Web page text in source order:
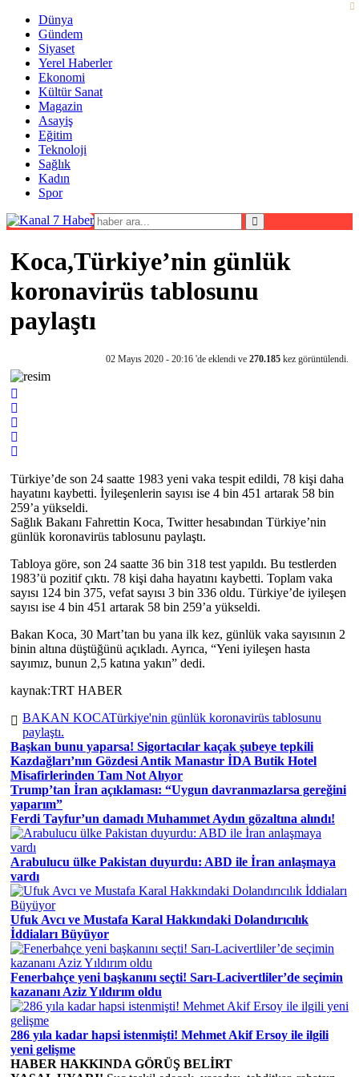
Dünya
Gündem
Siyaset
Yerel Haberler
Ekonomi
Kültür Sanat
Magazin
Asayiş
Eğitim
Teknoloji
Sağlık
Kadın
Spor
Koca,Türkiye’nin günlük
koronavirüs tablosunu
paylaştı
02 Mayıs 2020 - 20:16 'de eklendi ve 270.185 kez görüntülendi.
Türkiye’de son 24 saatte 1983 yeni vaka tespit edildi, 78 kişi daha
hayatını kaybetti. İyileşenlerin sayısı ise 4 bin 451 artarak 58 bin
259’a yükseldi.
Sağlık Bakanı Fahrettin Koca, Twitter hesabından Türkiye’nin
günlük koronavirüs tablosunu paylaştı.
Tabloya göre, son 24 saatte 36 bin 318 test yapıldı. Bu testlerden
1983’ü pozitif çıktı. 78 kişi daha hayatını kaybetti. Toplam vaka
sayısı 124 bin 375, vefat sayısı 3 bin 336 oldu. Türkiye’de iyileşen
sayısı ise 4 bin 451 artarak 58 bin 259’a yükseldi.
Bakan Koca, 30 Mart’tan bu yana ilk kez, günlük vaka sayısının 2
binin altına düştüğünü açıkladı. Ayrıca, “Yeni iyileşen hasta
sayımız, bunun 2,5 katına yakın” dedi.
kaynak:TRT HABER
BAKAN KOCATürkiye'nin günlük koronavirüs tablosunu
paylaştı.
Başkan bunu yaparsa! Sigortacılar kaçak şubeye tepkili
Kazdağları’nın Gözdesi Antik Manastır İDA Butik Hotel
Misafirlerinden Tam Not Alıyor
Trump’tan İran açıklaması: “Uygun davranmazlarsa gereğini
yaparım”
Ferdi Tayfur’un damadı Muhammet Aydın gözaltına alındı!
Arabulucu ülke Pakistan duyurdu: ABD ile İran anlaşmaya
vardı
Ufuk Avcı ve Mustafa Karal Hakkındaki Dolandırıcılık
İddiaları Büyüyor
Fenerbahçe yeni başkanını seçti! Sarı-Lacivertliler’de seçimin
kazananı Aziz Yıldırım oldu
286 yıla kadar hapsi istenmişti! Mehmet Akif Ersoy ile ilgili
yeni gelişme
HABER HAKKINDA GÖRÜŞ BELİRT